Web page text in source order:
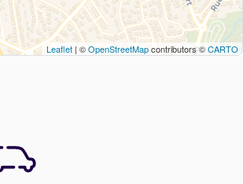
Leaflet | ©OpenStreetMapcontributors ©CARTO